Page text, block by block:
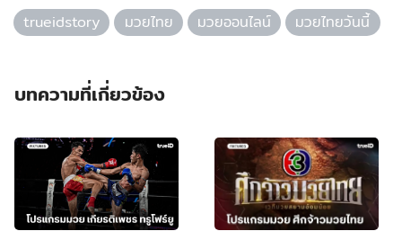
trueidstory
มวยไทย มวยออนไลน์ มวยไทยวันนี้
บทความที่เกี่ยวข้อง